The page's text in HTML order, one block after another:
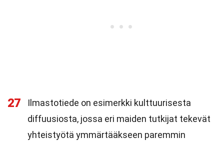
27
Ilmastotiede on esimerkki kulttuurisesta
diffuusiosta, jossa eri maiden tutkijat tekevät
yhteistyötä ymmärtääkseen paremmin